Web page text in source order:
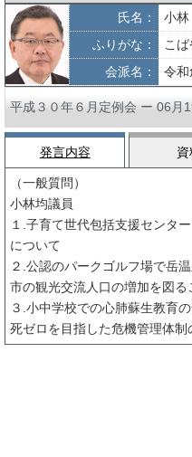
氏名：
小
ふりがな：
こ
会派名：
令和
平成３０年６月定例会 ー 06
発言内容
（一般質問）
小林均議員
１.子育て世代包括支援センタ
について
２.公認のパークゴルフ場で岳
市の観光交流人口の増加を図る
３.小中学校での心肺蘇生教育
死ゼロを目指した危機管理体制